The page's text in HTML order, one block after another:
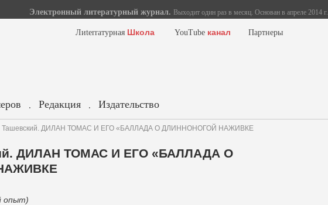
Электронный литературный журнал. Выходит один раз в месяц. Основан в апреле 2014 г.
Лиterraтурная Школа YouTube канал Партнеры
. Редакция . Издательство
Ташевский. ДИЛАН ТОМАС И ЕГО «БАЛЛАДА О ДЛИННОНОГОЙ НАЖИВКЕ
ДИЛАН ТОМАС И ЕГО «БАЛЛАДА О
опыт)